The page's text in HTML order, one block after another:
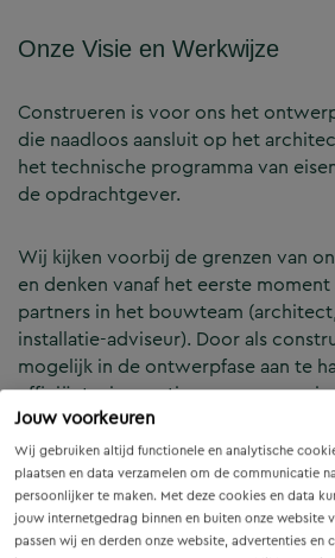
Jouw voorkeuren
Wij gebruiken altijd functionele en analytische
plaatsen en data verzamelen om de communicatie
persoonlijker te maken. Met deze cookies en data
jouw internetgedrag binnen en buiten onze website
passen wij en derden onze website, advertenties en
Onze Visie en Werkwijze
Construeren is voor ons het
die naadloos aansluit op het
het technische programma van
de opdrachtgever.
Wij kijken voorbij de grenzen van
en denken vanaf het eerste
partners in het bouwteam
installatie-adviseur). Door als
mogelijk in de ontwerpfase aan te
efficiënte, innovatieve en
constructies — voor zowel
Onze Expertises en
B&Z Bouwtechniek verzorgt het